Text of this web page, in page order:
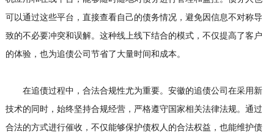
可以通过这些平台，直接查看自己的债务情况，避免因信息不对称导
致的不必要冲突和误解。这种线上线下结合的模式，不仅提高了客户
的体验，也为追债公司节省了大量时间和成本。
在追债过程中，合法合规性尤为重要。安徽的追债公司在采用新
技术的同时，始终坚持合规经营，严格遵守国家相关法律法规。通过
合法的方式进行催收，不仅能够保护债权人的合法权益，也能维护债